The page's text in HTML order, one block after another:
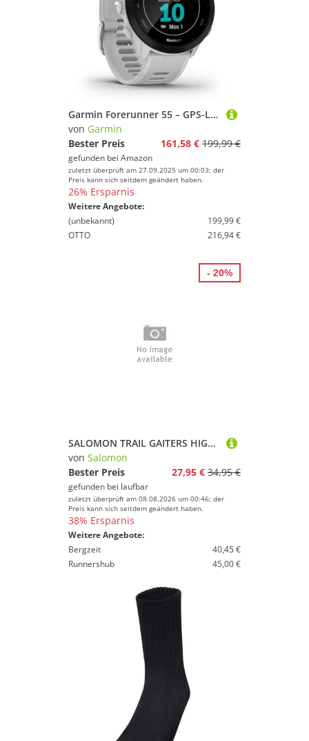
Garmin Forerunner 55 – GPS-Laufuhr mit 1,04“ Always-On-Farbdisplay, täglichen Trainingsempfehlungen, Laufzeitprognose, Sport-Apps und bis zu 14 Tagen Akkulaufzeit
von Garmin
Bester Preis
161,58 € 199,99 €
gefunden bei Amazon
zuletzt überprüft am 27.09.2025 um 00:03; der
Preis kann sich seitdem geändert haben.
26% Ersparnis
Weitere Angebote:
(unbekannt)
199,99 €
OTTO
216,94 €
SALOMON TRAIL GAITERS HIGH Schwarz M
von Salomon
Bester Preis
27,95 € 34,95 €
gefunden bei laufbar
zuletzt überprüft am 08.08.2026 um 00:46; der
Preis kann sich seitdem geändert haben.
38% Ersparnis
Weitere Angebote:
Bergzeit
40,45 €
Runnershub
45,00 €
- 20%